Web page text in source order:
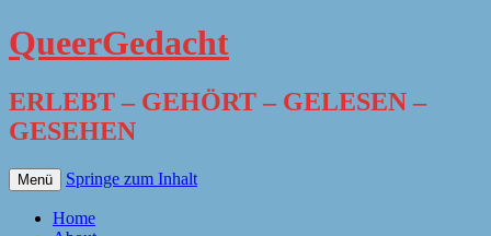
QueerGedacht
ERLEBT – GEHÖRT – GELESEN –
GESEHEN
Menü Springe zum Inhalt
Home